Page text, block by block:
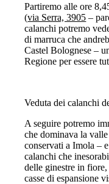
Partiremo alle ore
(via Serra, 3905 –
calanchi potremo
di marruca che
Castel Bolognese –
Regione per essere
Veduta dei calanchi
A seguire potremo
che dominava la
conservati a Imola –
calanchi che
delle ginestre in
casse di espansione